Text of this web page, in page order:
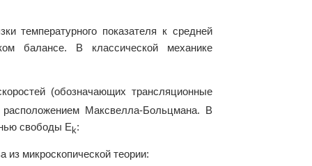
температурного показателя к средней
балансе. В классической механике
(обозначающих трансляционные
расположением Максвелла-Больцмана. В
свободы Ek:
микроскопической теории: